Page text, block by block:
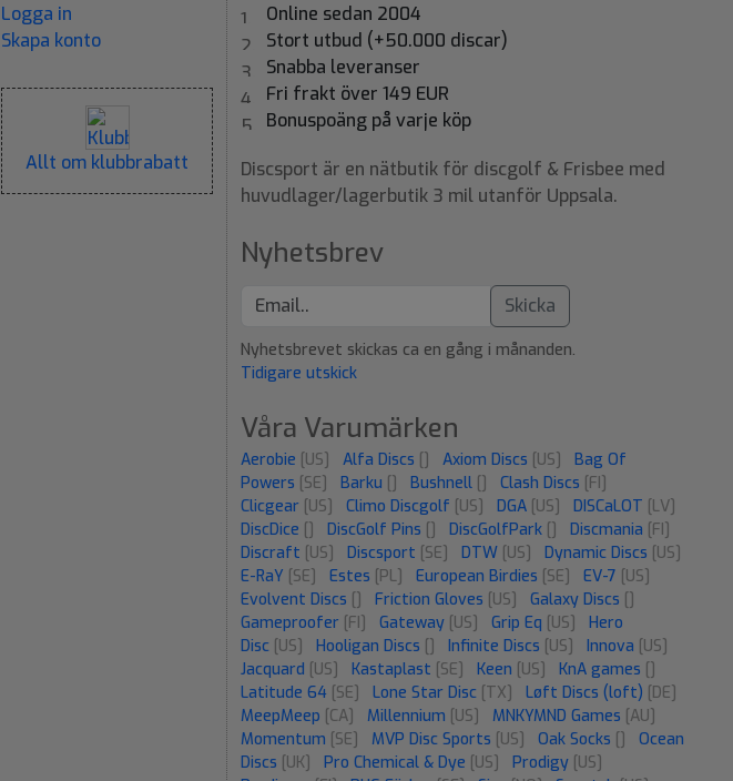
Logga in
Skapa konto
Allt om klubbrabatt
Online sedan 2004
Stort utbud (+50.000 discar)
Snabba leveranser
Fri frakt över 149 EUR
Bonuspoäng på varje köp
Discsport är en nätbutik för discgolf & Frisbee med
huvudlager/lagerbutik 3 mil utanför Uppsala.
Nyhetsbrev
Skicka
Nyhetsbrevet skickas ca en gång i månanden.
Tidigare utskick
Våra Varumärken
Aerobie [US] Alfa Discs [] Axiom Discs [US]
Bag Of
Powers [SE] Barku [] Bushnell [] Clash Discs [FI]
Clicgear [US] Climo Discgolf [US] DGA [US] DISCaLOT [LV]
DiscDice [] DiscGolf Pins [] DiscGolfPark [] Discmania [FI]
Discraft [US] Discsport [SE] DTW [US] Dynamic Discs [US]
E-RaY [SE] Estes [PL] European Birdies [SE] EV-7 [US]
Evolvent Discs [] Friction Gloves [US] Galaxy Discs []
Gameproofer [FI] Gateway [US] Grip Eq [US]
Hero
Disc [US] Hooligan Discs [] Infinite Discs [US] Innova [US]
Jacquard [US] Kastaplast [SE] Keen [US] KnA games []
Latitude 64 [SE] Lone Star Disc [TX] Løft Discs (loft) [DE]
MeepMeep [CA] Millennium [US] MNKYMND Games [AU]
Momentum [SE] MVP Disc Sports [US] Oak Socks []
Ocean
Discs [UK] Pro Chemical & Dye [US] Prodigy [US]